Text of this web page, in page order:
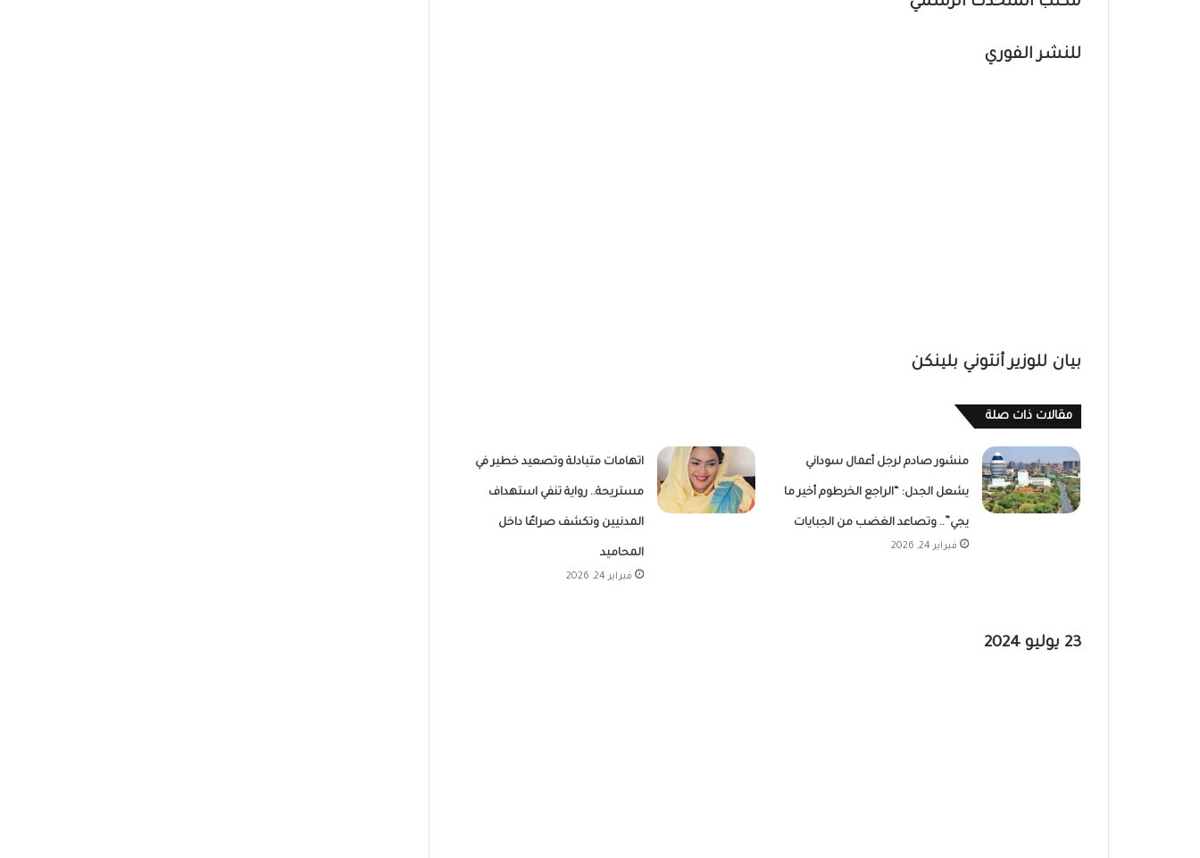
للنشر الفوري
بيان للوزير أنتوني بلينكن
مقالات ذات صلة
منشور صادم لرجل أعمال سوداني
يشعل الجدل: “الراجع الخرطوم أخير ما
يجي”.. وتصاعد الغضب من الجبايات
فبراير 24, 2026
اتهامات متبادلة وتصعيد خطير في
مستريحة.. رواية تنفي استهداف
المدنيين وتكشف صراعًا داخل
المحاميد
فبراير 24, 2026
23 يوليو 2024